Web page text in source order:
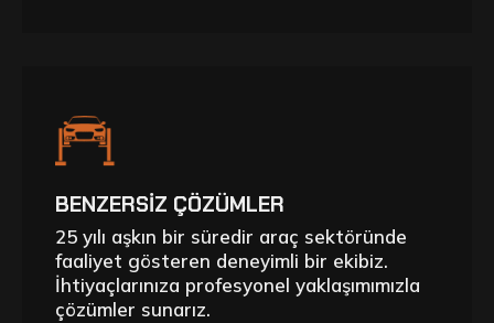
BENZERSİZ ÇÖZÜMLER
25 yılı aşkın bir süredir araç sektöründe
faaliyet gösteren deneyimli bir ekibiz.
İhtiyaçlarınıza profesyonel yaklaşımımızla
çözümler sunarız.